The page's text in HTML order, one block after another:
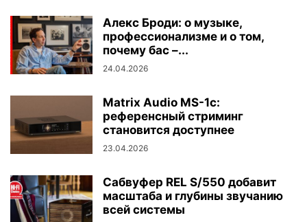
Алекс Броди: о музыке,
профессионализме и о том,
почему бас –...
24.04.2026
Matrix Audio MS-1c:
референсный стриминг
становится доступнее
23.04.2026
Сабвуфер REL S/550 добавит
масштаба и глубины звучанию
всей системы